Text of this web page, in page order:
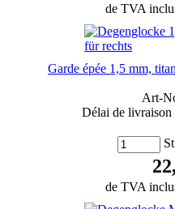
de TVA
Garde épée 1,5 mm,
Art-
Délai de livraison
St
de TVA